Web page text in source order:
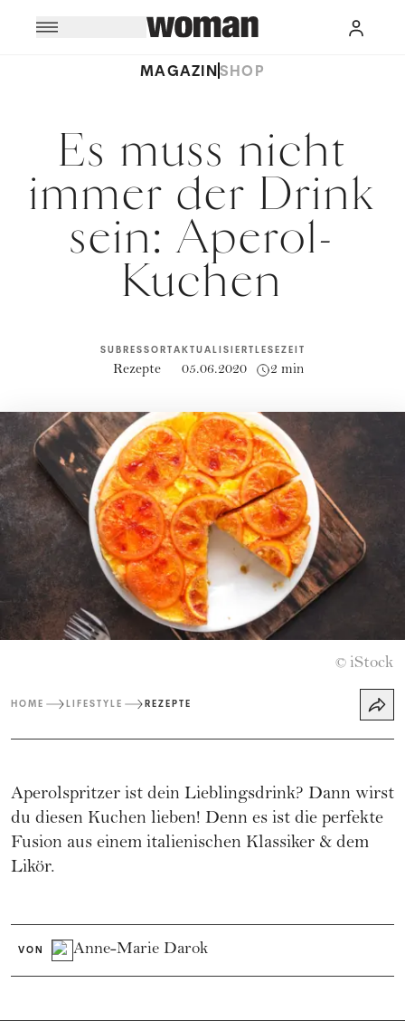
MAGAZINSHOP
Es muss nicht
immer der Drink
sein: Aperol-
Kuchen
SUBRESSORT
Rezepte
AKTUALISIERT
05.06.2020
LESEZEIT
2 min
© iStock
HOME LIFESTYLE REZEPTE
Aperolspritzer ist dein Lieblingsdrink? Dann wirst
du diesen Kuchen lieben! Denn es ist die perfekte
Fusion aus einem italienischen Klassiker & dem
Likör.
VON Anne-Marie Darok